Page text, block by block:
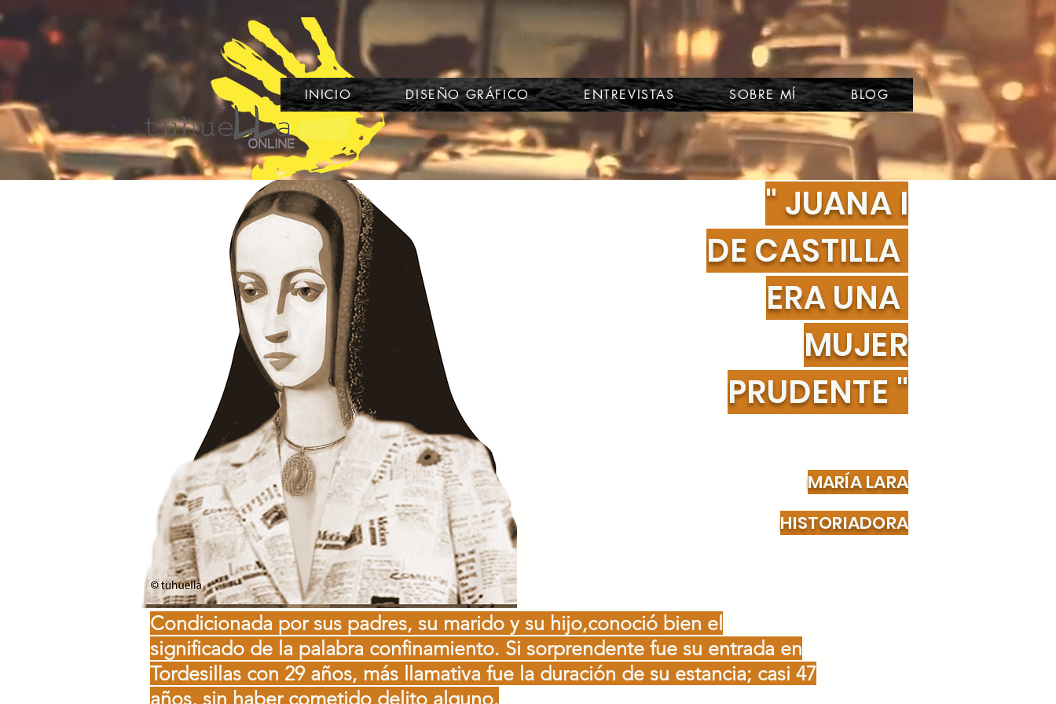
INICIO DISEÑO GRÁFICO ENTREVISTAS SOBRE MÍ BLOG
" JUANA I
DE CASTILLA
ERA UNA
MUJER
PRUDENTE "
MARÍA LARA
HISTORIADORA
Condicionada por sus padres, su marido y su hijo,conoció bien el
significado de la palabra confinamiento. Si sorprendente fue su entrada en
Tordesillas con 29 años, más llamativa fue la duración de su estancia; casi 47
años, sin haber cometido delito alguno.